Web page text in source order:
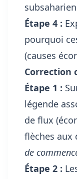
Étape 4 :
pourquoi
(causes
Correction
Étape 1 :
légende
de flux
flèches aux
de
Étape 2 :